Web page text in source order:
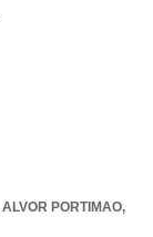
ALVOR PORTIMAO,